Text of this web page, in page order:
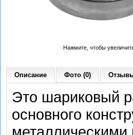
Нажмите, чтобы
Описание Фото (0)
Это шариковый
основного